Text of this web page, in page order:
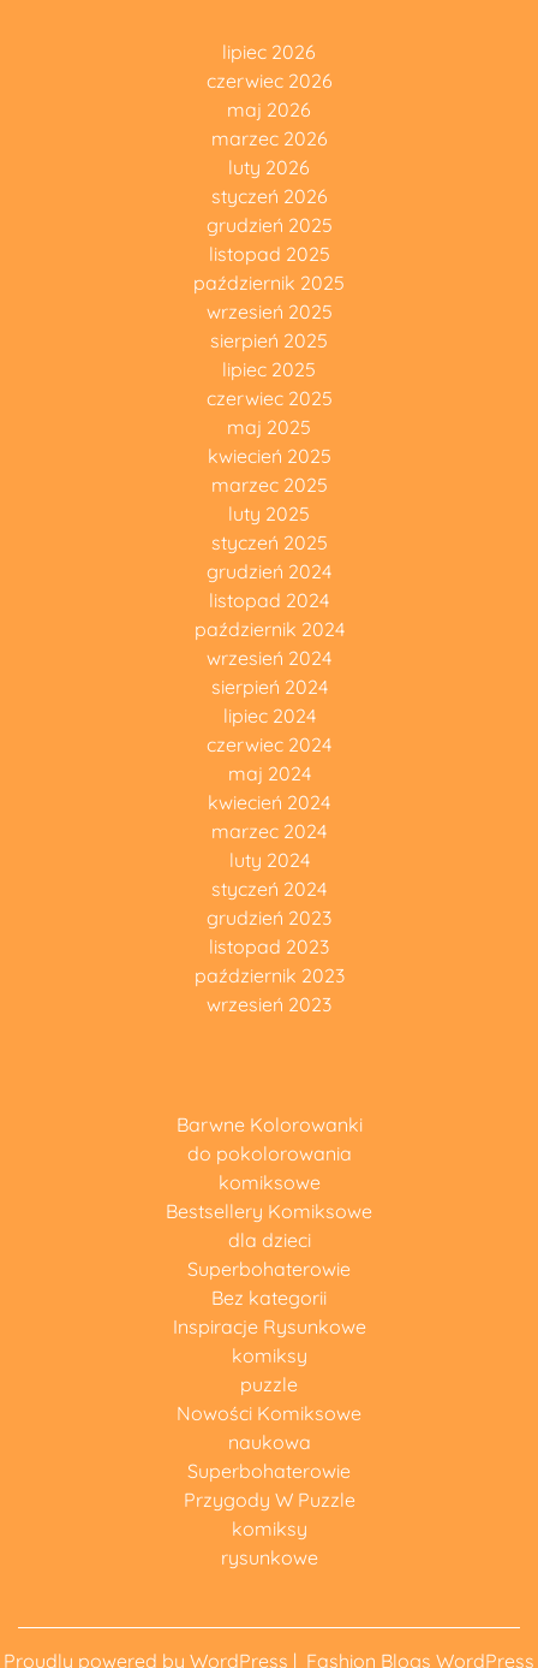
lipiec 2026
czerwiec 2026
maj 2026
marzec 2026
luty 2026
styczeń 2026
grudzień 2025
listopad 2025
październik 2025
wrzesień 2025
sierpień 2025
lipiec 2025
czerwiec 2025
maj 2025
kwiecień 2025
marzec 2025
luty 2025
styczeń 2025
grudzień 2024
listopad 2024
październik 2024
wrzesień 2024
sierpień 2024
lipiec 2024
czerwiec 2024
maj 2024
kwiecień 2024
marzec 2024
luty 2024
styczeń 2024
grudzień 2023
listopad 2023
październik 2023
wrzesień 2023
Barwne Kolorowanki
do pokolorowania
komiksowe
Bestsellery Komiksowe
dla dzieci
Superbohaterowie
Bez kategorii
Inspiracje Rysunkowe
komiksy
puzzle
Nowości Komiksowe
naukowa
Superbohaterowie
Przygody W Puzzle
komiksy
rysunkowe
Proudly powered by WordPress | Fashion Blogs WordPress